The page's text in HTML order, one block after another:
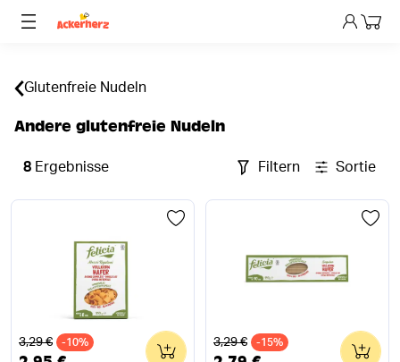
Dein
Glutenfreie Nudeln
Andere glutenfreie Nudeln
8 Ergebnisse Filtern Sortieren
Alter Preis
3,29 € -10% 0 Alter Preis
3,29 € -15% 0